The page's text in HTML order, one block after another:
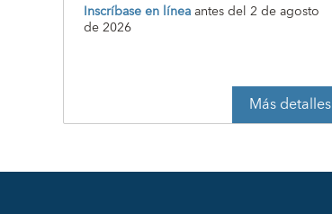
Inscríbase en líneaantes del 2 de agosto
de 2026
Más detalles